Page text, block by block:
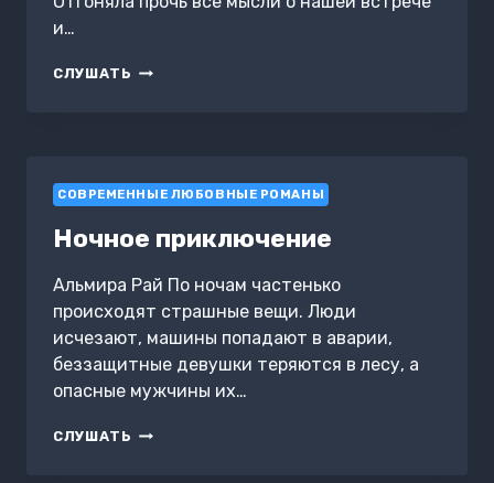
и…
СЛУШАТЬ МОЙ
СОВРЕМЕННЫЕ ЛЮБОВНЫЕ РОМАНЫ
Ночное приключение
Альмира Рай По ночам частенько
происходят страшные вещи. Люди
исчезают, машины попадают в аварии,
беззащитные девушки теряются в лесу, а
опасные мужчины их…
СЛУШАТЬ НОЧНОЕ